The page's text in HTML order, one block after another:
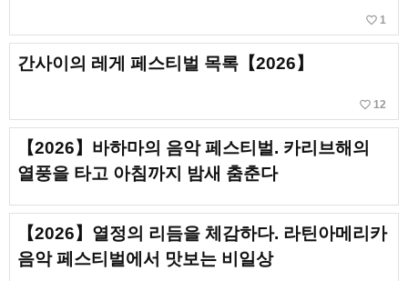
favorite_border 1
간사이의 레게 페스티벌 목록【2026】
favorite_border 12
【2026】바하마의 음악 페스티벌. 카리브해의
열풍을 타고 아침까지 밤새 춤춘다
【2026】열정의 리듬을 체감하다. 라틴아메리카
음악 페스티벌에서 맛보는 비일상